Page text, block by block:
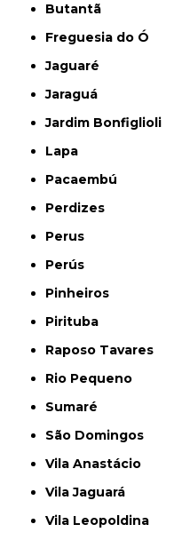
Butantã
Freguesia do Ó
Jaguaré
Jaraguá
Jardim Bonfiglioli
Lapa
Pacaembú
Perdizes
Perus
Perús
Pinheiros
Pirituba
Raposo Tavares
Rio Pequeno
Sumaré
São Domingos
Vila Anastácio
Vila Jaguará
Vila Leopoldina